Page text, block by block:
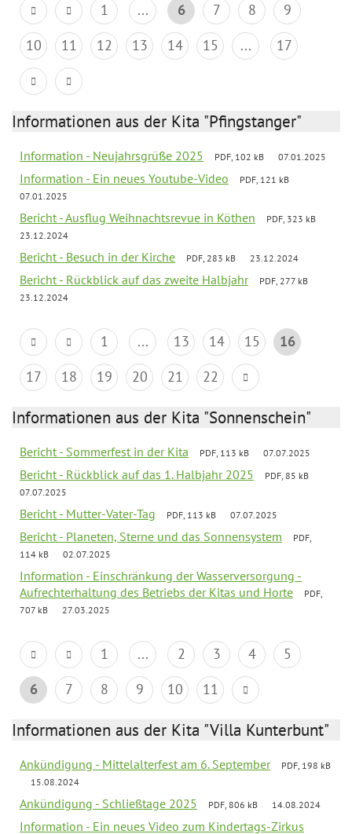
1 ... 6 7 8
9
10
11 12 13 14 15 ... 17
Informationen aus der Kita "Pfingstanger"
Information - Neujahrsgrüße 2025 PDF, 102 kB 07.01.2025
Information - Ein neues Youtube-Video
PDF, 121 kB
07.01.2025
Bericht - Ausflug Weihnachtsrevue in Köthen
PDF, 323 kB
23.12.2024
Bericht - Besuch in der Kirche PDF, 283 kB 23.12.2024
Bericht - Rückblick auf das zweite Halbjahr
PDF, 277 kB
23.12.2024
1 ... 13 14 15
16
17
18 19 20 21 22
Informationen aus der Kita "Sonnenschein"
Bericht - Sommerfest in der Kita PDF, 113 kB 07.07.2025
Bericht - Rückblick auf das 1. Halbjahr 2025
PDF, 85 kB
07.07.2025
Bericht - Mutter-Vater-Tag PDF, 113 kB 07.07.2025
Bericht - Planeten, Sterne und das Sonnensystem
PDF,
114 kB
02.07.2025
Information - Einschränkung der Wasserversorgung -
Aufrechterhaltung des Betriebs der Kitas und Horte
PDF,
707 kB
27.03.2025
1 ... 2 3 4
5
6
7 8 9 10 11
Informationen aus der Kita "Villa Kunterbunt"
Ankündigung - Mittelalterfest am 6. September
PDF, 198 kB
15.08.2024
Ankündigung - Schließtage 2025 PDF, 806 kB 14.08.2024
Information - Ein neues Video zum Kindertags-Zirkus